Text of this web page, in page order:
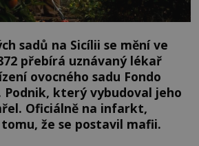
sadů na Sicílii se mění ve
přebírá uznávaný lékař
ovocného sadu Fondo
Podnik, který vybudoval jeho
Oficiálně na infarkt,
že se postavil mafii.